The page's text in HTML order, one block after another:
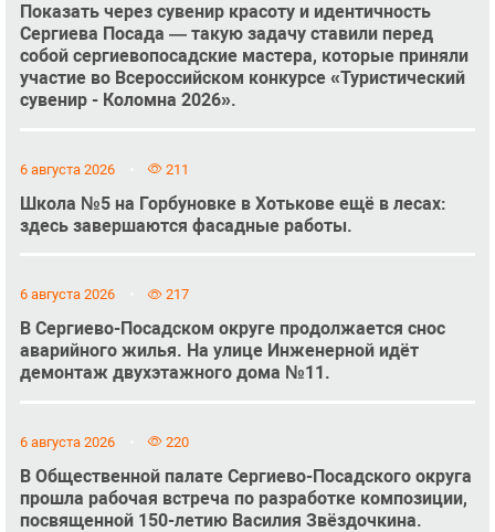
Показать через сувенир красоту и идентичность
Сергиева Посада — такую задачу ставили перед
собой сергиевопосадские мастера, которые приняли
участие во Всероссийском конкурсе «Туристический
сувенир - Коломна 2026».
6 августа 2026 211
Школа №5 на Горбуновке в Хотькове ещё в лесах:
здесь завершаются фасадные работы.
6 августа 2026 217
В Сергиево-Посадском округе продолжается снос
аварийного жилья. На улице Инженерной идёт
демонтаж двухэтажного дома №11.
6 августа 2026 220
В Общественной палате Сергиево-Посадского округа
прошла рабочая встреча по разработке композиции,
посвященной 150-летию Василия Звёздочкина.